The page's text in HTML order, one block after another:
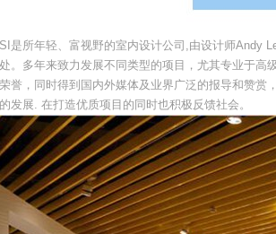
所年轻、富视野的室内设计公司,由设计师Andy
。多年来致力发展不同类型的项目，尤其专业于高
誉，同时得到国内外媒体及业界广泛的报导和赞赏
发展. 在打造优质项目的同时也积极反馈社会。